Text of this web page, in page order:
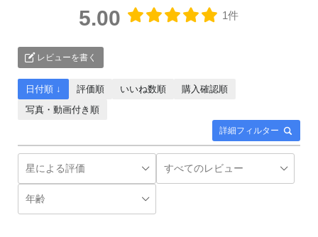
5.00 1件
レビューを書く
詳細フィルター
日付順 ↓ 評価順 いいね数順
購入確認順
写真・動画付き順